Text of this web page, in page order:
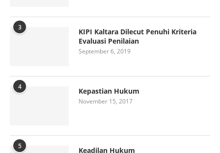
3
KIPI Kaltara Dilecut Penuhi Kriteria
Evaluasi Penilaian
September 6, 2019
4 Kepastian Hukum
November 15, 2017
5 Keadilan Hukum